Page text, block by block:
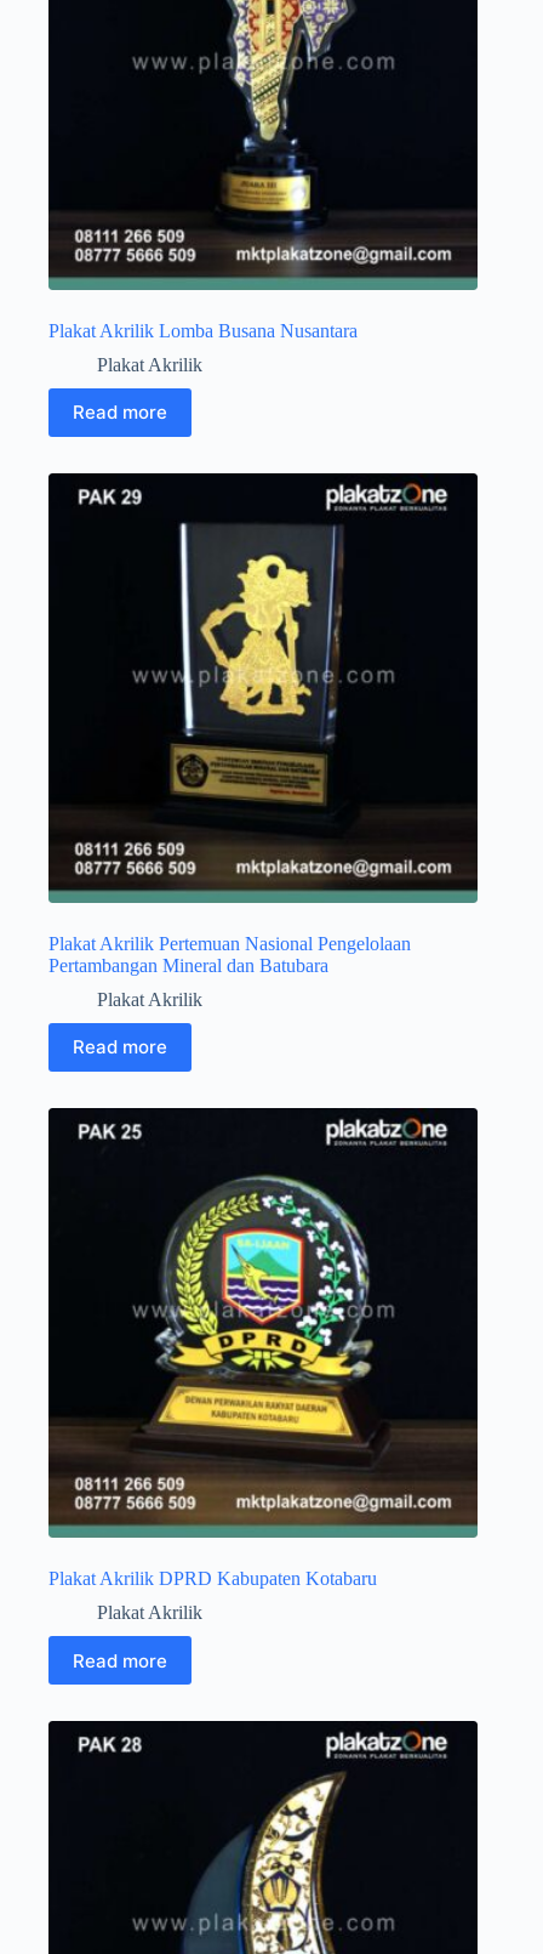
Plakat Akrilik Lomba Busana Nusantara
Plakat Akrilik
Read more
Plakat Akrilik Pertemuan Nasional Pengelolaan
Pertambangan Mineral dan Batubara
Plakat Akrilik
Read more
Plakat Akrilik DPRD Kabupaten Kotabaru
Plakat Akrilik
Read more